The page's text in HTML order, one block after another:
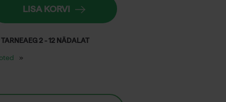
2 - 12 NÄDALAT
LISA KORVI